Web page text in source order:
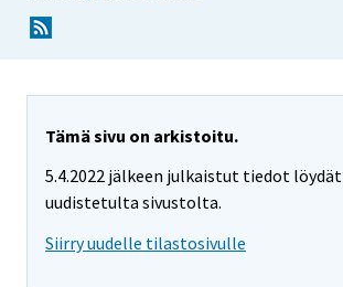
Tämä sivu on arkistoitu.
5.4.2022 jälkeen julkaistut tiedot löydät
uudistetulta sivustolta.
Siirry uudelle tilastosivulle